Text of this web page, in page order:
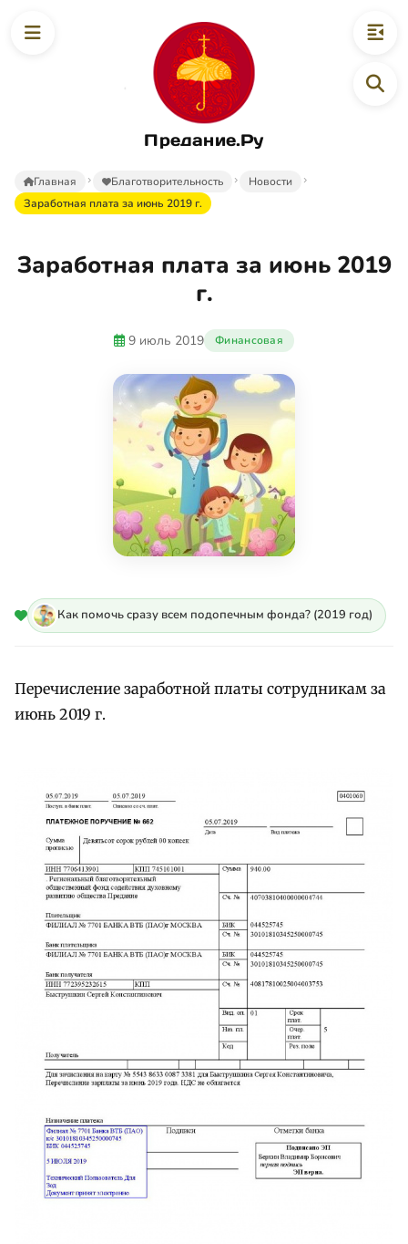
Предание.Ру
Главная Благотворительность
Новости
Заработная плата за июнь 2019 г.
Заработная плата за июнь 2019
г.
9 июль 2019 Финансовая
Как помочь сразу всем подопечным фонда? (2019 год)
Перечисление заработной платы сотрудникам за
июнь 2019 г.